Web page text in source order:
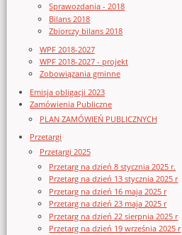
Sprawozdania - 2018
Bilans 2018
Zbiorczy bilans 2018
WPF 2018-2027
WPF 2018-2027 - projekt
Zobowiązania gminne
Emisja obligacji 2023
Zamówienia Publiczne
PLAN ZAMÓWIEŃ PUBLICZNYCH
Przetargi
Przetargi 2025
Przetarg na dzień 8 stycznia 2025 r.
Przetarg na dzień 13 stycznia 2025 r
Przetarg na dzień 16 maja 2025 r
Przetarg na dzień 23 maja 2025 r
Przetarg na dzień 22 sierpnia 2025 r
Przetarg na dzień 19 września 2025 r